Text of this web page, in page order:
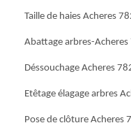
Taille de haies Acheres
Abattage arbres-
Déssouchage Acheres
Etêtage élagage arbres
Pose de clôture Acheres